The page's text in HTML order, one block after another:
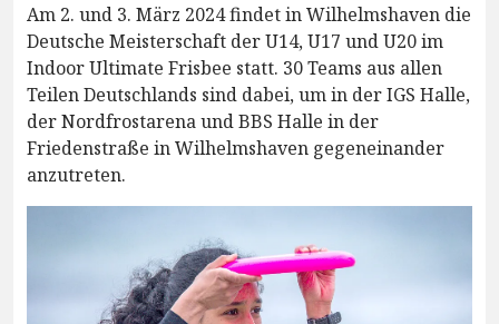
Am 2. und 3. März 2024 findet in Wilhelmshaven die
Deutsche Meisterschaft der U14, U17 und U20 im
Indoor Ultimate Frisbee statt. 30 Teams aus allen
Teilen Deutschlands sind dabei, um in der IGS Halle,
der Nordfrostarena und BBS Halle in der
Friedenstraße in Wilhelmshaven gegeneinander
anzutreten.